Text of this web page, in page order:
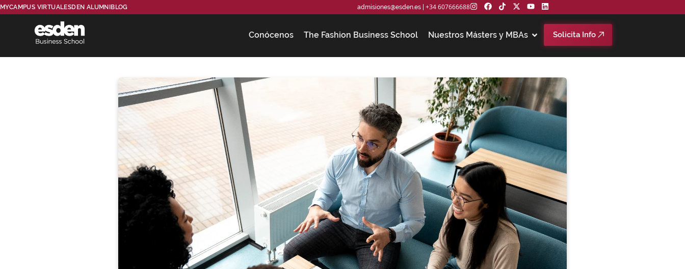
MYCAMPUS VIRTUALESDEN ALUMNI BLOG admisiones@esden.es| +34 607666688
Conócenos The Fashion Business School Nuestros Másters y MBAs Solicita Info